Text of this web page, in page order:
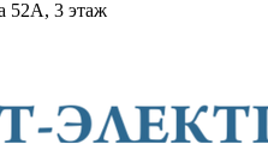
52А, 3 этаж